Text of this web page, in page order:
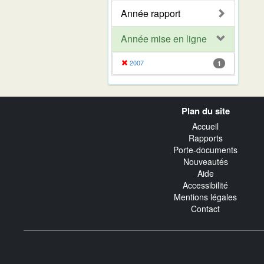
Année rapport
Année mise en ligne
2007 1
Plan du site
Accueil
Rapports
Porte-documents
Nouveautés
Aide
Accessibilité
Mentions légales
Contact